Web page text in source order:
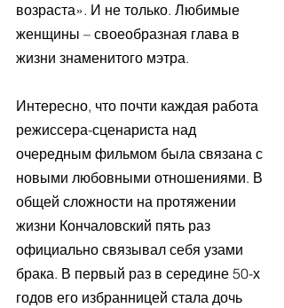
возраста». И не только. Любимые
женщины – своеобразная глава в
жизни знаменитого мэтра.
Интересно, что почти каждая работа
режиссера-сценариста над
очередным фильмом была связана с
новыми любовными отношениями. В
общей сложности на протяжении
жизни Кончаловский пять раз
официально связывал себя узами
брака. В первый раз в середине 50-х
годов его избранницей стала дочь